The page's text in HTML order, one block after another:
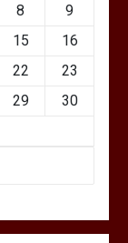
8
9
15
16
22
23
29
30